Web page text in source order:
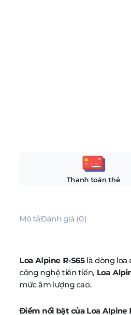
Thanh toán thẻ
Mô tảĐánh giá (0)
Loa Alpine R-S65 là dòng
công nghệ tiên tiến, Loa
mức âm lượng cao.
Điểm nổi bật của Loa Alpine